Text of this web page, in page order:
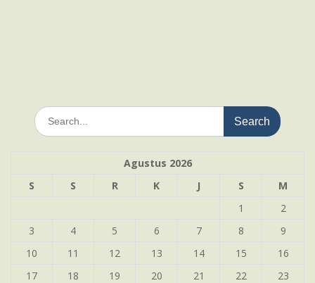
Search
for:
Agustus 2026
S
S R K J S
M
1
2
3
4 5 6 7 8
9
10
11 12 13 14 15
16
17
18 19 20 21 22
23